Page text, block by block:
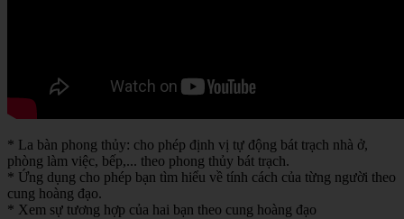
* La bàn phong thủy: cho phép định vị tự động bát trạch nhà ở,
phòng làm việc, bếp,... theo phong thủy bát trạch.
* Ứng dụng cho phép bạn tìm hiểu về tính cách của từng người theo
cung hoàng đạo.
* Xem sự tương hợp của hai bạn theo cung hoàng đạo